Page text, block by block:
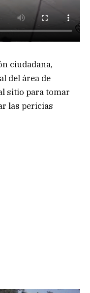
ciudadana,
del área de
sitio para tomar
las pericias